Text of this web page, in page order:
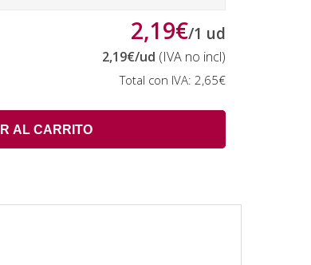
2,19€/1 ud
2,19€/ud (IVA no incl)
Total con IVA: 2,65€
AL CARRITO